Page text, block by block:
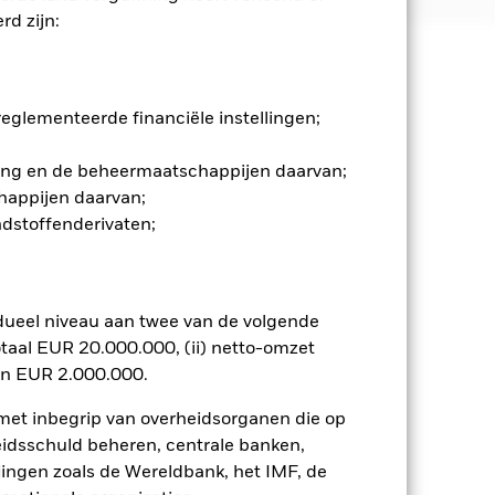
zijn:
financiële instellingen;
en de beheermaatschappijen daarvan;
daarvan;
niveau aan twee van de volgende
EUR 20.000.000, (ii) netto-omzet
EUR 2.000.000.
inbegrip van overheidsorganen die op
beheren, centrale banken,
zoals de Wereldbank, het IMF, de
en stijgen, en zijn niet
afweging te maken over de
van de beleggingen van het
en/of de
Vastrentende effecten met
effecten met een
of winsten, wat leidt tot grotere
dezelfde risico's als voor
vaak gebruik van leningen en
Toon minder
Prospectus